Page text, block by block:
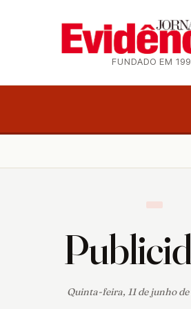
FUNDADO EM
Quinta-feira, 11 de junho de